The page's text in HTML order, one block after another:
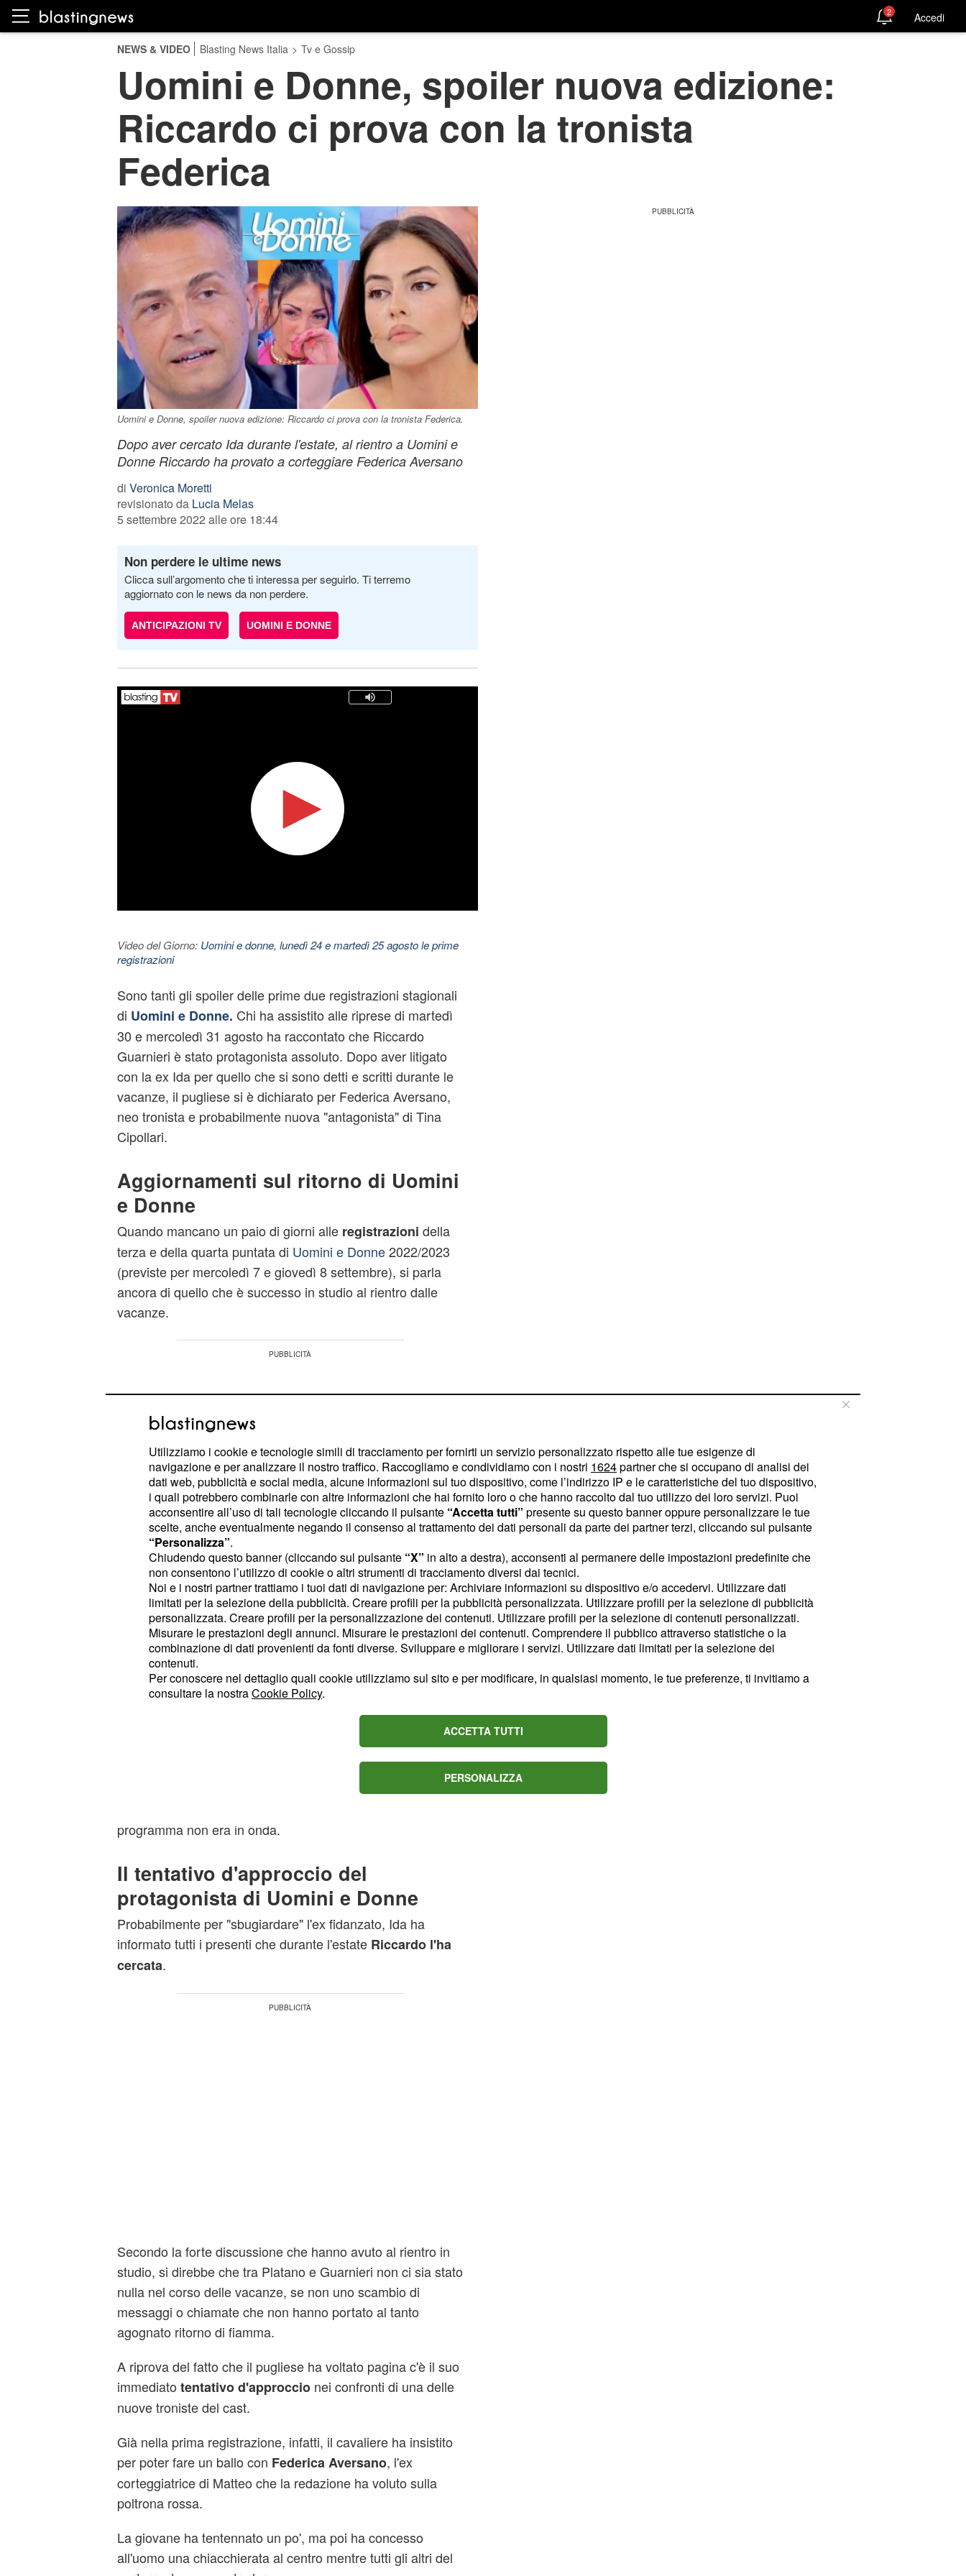
2 Accedi
NEWS & VIDEO Blasting News Italia > Tv e Gossip
Uomini e Donne, spoiler nuova edizione:
Riccardo ci prova con la tronista
Federica
Uomini e Donne, spoiler nuova edizione: Riccardo ci prova con la tronista Federica.
Dopo aver cercato Ida durante l'estate, al rientro a Uomini e
Donne Riccardo ha provato a corteggiare Federica Aversano
di Veronica Moretti
revisionato da Lucia Melas
5 settembre 2022 alle ore 18:44
Non perdere le ultime news
Clicca sull’argomento che ti interessa per seguirlo. Ti terremo
aggiornato con le news da non perdere.
ANTICIPAZIONI TV UOMINI E DONNE
Video del Giorno: Uomini e donne, lunedì 24 e martedì 25 agosto le prime
registrazioni
Sono tanti gli spoiler delle prime due registrazioni stagionali
di Uomini e Donne. Chi ha assistito alle riprese di martedì
30 e mercoledì 31 agosto ha raccontato che Riccardo
Guarnieri è stato protagonista assoluto. Dopo aver litigato
con la ex Ida per quello che si sono detti e scritti durante le
vacanze, il pugliese si è dichiarato per Federica Aversano,
neo tronista e probabilmente nuova "antagonista" di Tina
Cipollari.
Aggiornamenti sul ritorno di Uomini
e Donne
Quando mancano un paio di giorni alle registrazioni della
terza e della quarta puntata di Uomini e Donne2022/2023
(previste per mercoledì 7 e giovedì 8 settembre), si parla
ancora di quello che è successo in studio al rientro dalle
vacanze.
Gli spoiler più chiacchierati sono sicuramente quelli su un
potenziale "triangolo amoroso" formato da tre protagonisti
del cast.
Chi ha partecipato alle prime riprese del dating show ha
fatto sapere cheRiccardoè rientrato più carico che mai,
con evidentemente l'intenzione di diventare il protagonista
Nel corso del primo appuntamento, ad esempio, il cavaliere
su quello che è
programma non era in onda.
Il tentativo d'approccio del
protagonista di Uomini e Donne
Probabilmente per "sbugiardare" l'ex fidanzato, Ida ha
informato tutti i presenti che durante l'estateRiccardo l'ha
cercata.
Secondo la forte discussione che hanno avuto al rientro in
studio, si direbbe che tra Platano e Guarnieri non ci sia stato
nulla nel corso delle vacanze, se non uno scambio di
messaggi o chiamate che non hanno portato al tanto
agognato ritorno di fiamma.
A riprova del fatto che il pugliese ha voltato pagina c'è il suo
immediato tentativo d'approccionei confronti di una delle
nuove troniste del cast.
Già nella prima registrazione, infatti, il cavaliere ha insistito
per poter fare un ballo con Federica Aversano, l'ex
corteggiatrice di Matteo che la redazione ha voluto sulla
poltrona rossa.
La giovane ha tentennato un po', ma poi ha concesso
all'uomo una chiacchierata al centro mentre tutti gli altri del
Utilizziamo i cookie e tecnologie simili di tracciamento per fornirti un servizio personalizzato rispetto alle tue esigenze di
navigazione e per analizzare il nostro traffico. Raccogliamo e condividiamo con i nostri 1624partner che si occupano di analisi dei
dati web, pubblicità e social media, alcune informazioni sul tuo dispositivo, come l’indirizzo IP e le caratteristiche del tuo dispositivo,
i quali potrebbero combinarle con altre informazioni che hai fornito loro o che hanno raccolto dal tuo utilizzo dei loro servizi. Puoi
acconsentire all’uso di tali tecnologie cliccando il pulsante “Accetta tutti” presente su questo banner oppure personalizzare le tue
scelte, anche eventualmente negando il consenso al trattamento dei dati personali da parte dei partner terzi, cliccando sul pulsante
“Personalizza”.
Chiudendo questo banner (cliccando sul pulsante “X” in alto a destra), acconsenti al permanere delle impostazioni predefinite che
non consentono l’utilizzo di cookie o altri strumenti di tracciamento diversi dai tecnici.
Noi e i nostri partner trattiamo i tuoi dati di navigazione per: Archiviare informazioni su dispositivo e/o accedervi. Utilizzare dati
limitati per la selezione della pubblicità. Creare profili per la pubblicità personalizzata. Utilizzare profili per la selezione di pubblicità
personalizzata. Creare profili per la personalizzazione dei contenuti. Utilizzare profili per la selezione di contenuti personalizzati.
Misurare le prestazioni degli annunci. Misurare le prestazioni dei contenuti. Comprendere il pubblico attraverso statistiche o la
combinazione di dati provenienti da fonti diverse. Sviluppare e migliorare i servizi. Utilizzare dati limitati per la selezione dei
contenuti.
Per conoscere nel dettaglio quali cookie utilizziamo sul sito e per modificare, in qualsiasi momento, le tue preferenze, ti invitiamo a
consultare la nostraCookie Policy.
ACCETTA TUTTI
PERSONALIZZA